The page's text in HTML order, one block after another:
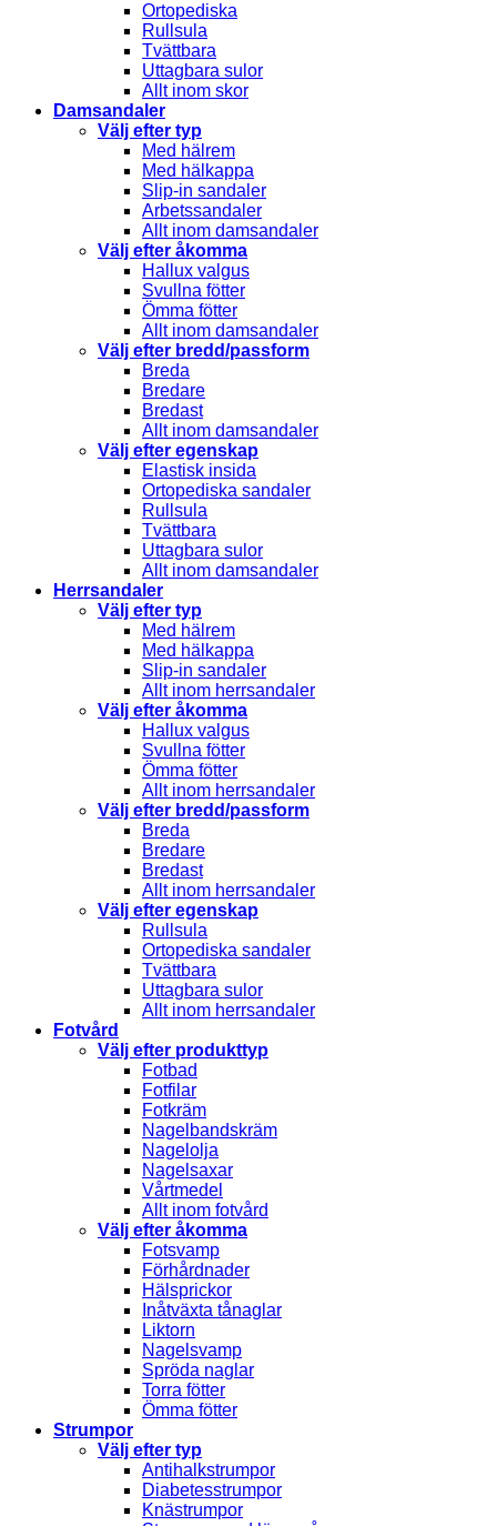
Ortopediska
Rullsula
Tvättbara
Uttagbara sulor
Allt inom skor
Damsandaler
Välj efter typ
Med hälrem
Med hälkappa
Slip-in sandaler
Arbetssandaler
Allt inom damsandaler
Välj efter åkomma
Hallux valgus
Svullna fötter
Ömma fötter
Allt inom damsandaler
Välj efter bredd/passform
Breda
Bredare
Bredast
Allt inom damsandaler
Välj efter egenskap
Elastisk insida
Ortopediska sandaler
Rullsula
Tvättbara
Uttagbara sulor
Allt inom damsandaler
Herrsandaler
Välj efter typ
Med hälrem
Med hälkappa
Slip-in sandaler
Allt inom herrsandaler
Välj efter åkomma
Hallux valgus
Svullna fötter
Ömma fötter
Allt inom herrsandaler
Välj efter bredd/passform
Breda
Bredare
Bredast
Allt inom herrsandaler
Välj efter egenskap
Rullsula
Ortopediska sandaler
Tvättbara
Uttagbara sulor
Allt inom herrsandaler
Fotvård
Välj efter produkttyp
Fotbad
Fotfilar
Fotkräm
Nagelbandskräm
Nagelolja
Nagelsaxar
Vårtmedel
Allt inom fotvård
Välj efter åkomma
Fotsvamp
Förhårdnader
Hälsprickor
Inåtväxta tånaglar
Liktorn
Nagelsvamp
Spröda naglar
Torra fötter
Ömma fötter
Strumpor
Välj efter typ
Antihalkstrumpor
Diabetesstrumpor
Knästrumpor